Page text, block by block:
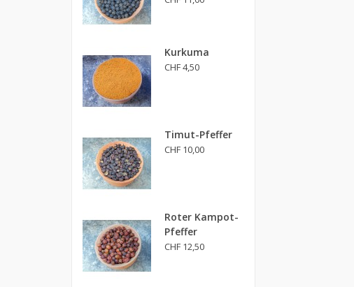
Kurkuma
CHF 4,50
Timut-Pfeffer
CHF 10,00
Roter Kampot-
Pfeffer
CHF 12,50